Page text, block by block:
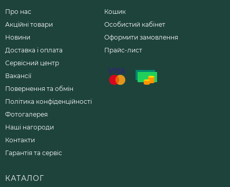
Про нас
Акційні товари
Новини
Доставка і оплата
Сервісний центр
Вакансії
Повернення та обмін
Політика конфіденційності
Фотогалерея
Наші нагороди
Контакти
Гарантія та сервіс
Кошик
Особистий кабінет
Оформити замовлення
Прайс-лист
КАТАЛОГ